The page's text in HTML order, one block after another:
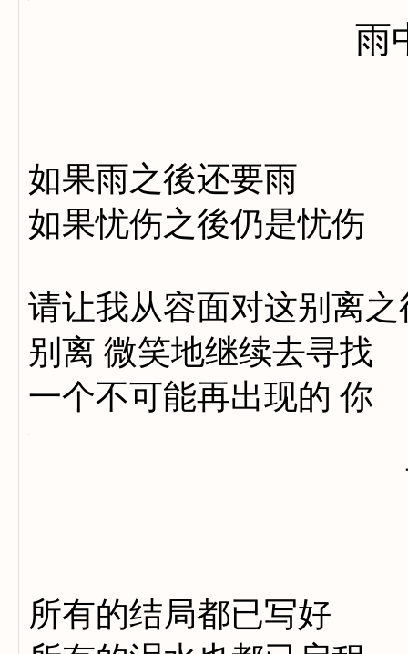
雨
如果雨之後还要雨
如果忧伤之後仍是忧伤
请让我从容面对这别离之
别离 微笑地继续去寻找
一个不可能再出现的 你
所有的结局都已写好